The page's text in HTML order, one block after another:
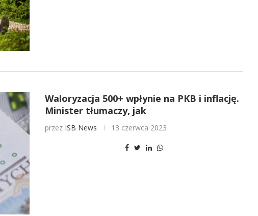
Waloryzacja 500+ wpłynie na PKB i inflację.
Minister tłumaczy, jak
przez ISB News 13 czerwca 2023